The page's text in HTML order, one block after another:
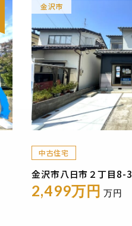
金沢市
中古住宅
金沢市八日市２丁目8-3
2,499万円 万円